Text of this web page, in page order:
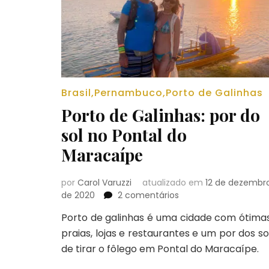
Brasil,Pernambuco,Porto de Galinhas
Porto de Galinhas: por do
sol no Pontal do
Maracaípe
por Carol Varuzzi atualizado em 12 de
de 2020
2 comentários
de
Galinhas:
por
Porto de galinhas é uma cidade com
praias, lojas e restaurantes e um por dos
de tirar o fôlego em Pontal do Maracaípe.